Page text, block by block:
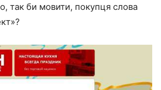
так би мовити, покупця слова